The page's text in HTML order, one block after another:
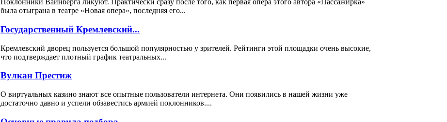
Поклонники Вайнберга ликуют. Практически сразу после того, как первая опера этого автора «Пассажирка»
была отыграна в театре «Новая опера», последняя его...
Государственный Кремлевский...
Кремлевский дворец пользуется большой популярностью у зрителей. Рейтинги этой площадки очень высокие,
что подтверждает плотный график театральных...
Вулкан Престиж
О виртуальных казино знают все опытные пользователи интернета. Они появились в нашей жизни уже
достаточно давно и успели обзавестись армией поклонников....